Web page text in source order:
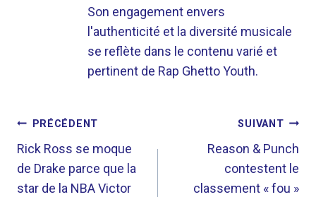
Son engagement envers
l'authenticité et la diversité musicale
se reflète dans le contenu varié et
pertinent de Rap Ghetto Youth.
NAVIGATION
DE
L’ARTICLE
PRÉCÉDENT
Rick Ross se moque
de Drake parce que la
star de la NBA Victor
SUIVANT
Reason & Punch
contestent le
classement « fou »